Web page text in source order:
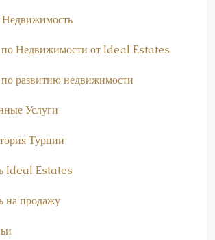
по Недвижимости от Ideal Estates
развитию недвижимости
Услуги
Турции
Ideal Estates
продажу